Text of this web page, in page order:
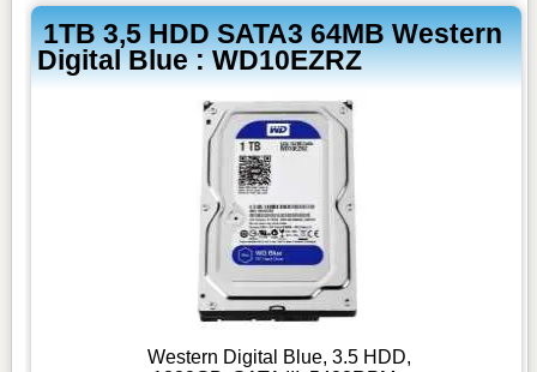
1TB 3,5 HDD SATA3 64MB Western
Digital Blue : WD10EZRZ
Western Digital Blue, 3.5 HDD,